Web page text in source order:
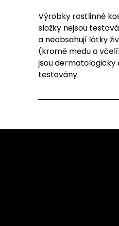
Výrobky rostlinné
složky nejsou
a neobsahují látky
(kromě medu a
jsou
testovány.